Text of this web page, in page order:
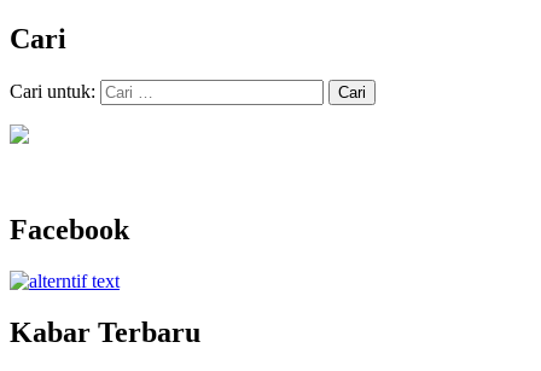
Cari
Cari untuk:
Facebook
Kabar Terbaru